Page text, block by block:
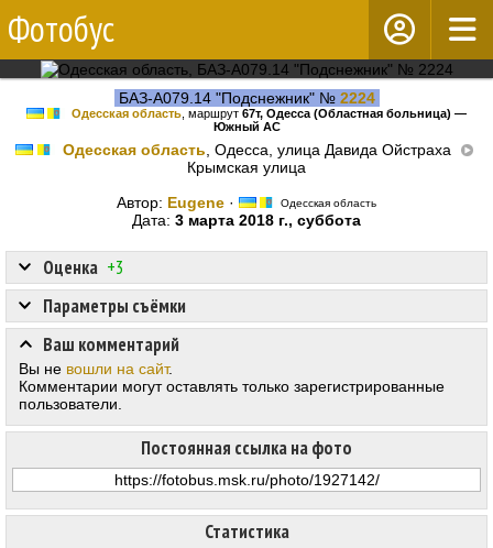
Фотобус
БАЗ-А079.14 "Подснежник" № 2224
Одесская область , маршрут 67т, Одесса (Областная больница) —
Южный АС
Одесская область , Одесса, улица Давида Ойстраха
Крымская улица
Автор: Eugene · Одесская область
Дата: 3 марта 2018 г., суббота
Статистика
Оценка +3
Постоянная ссылка на фото
Параметры съёмки
Ваш комментарий
Вы не вошли на сайт.
Комментарии могут оставлять только зарегистрированные
пользователи.